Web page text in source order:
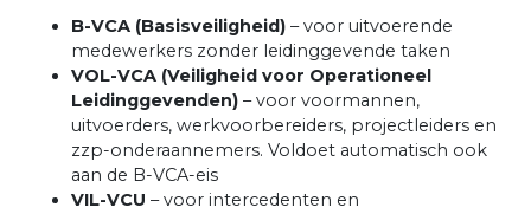
B-VCA (Basisveiligheid) – voor uitvoerende
medewerkers zonder leidinggevende taken
VOL-VCA (Veiligheid voor Operationeel
Leidinggevenden) – voor voormannen,
uitvoerders, werkvoorbereiders, projectleiders en
zzp-onderaannemers. Voldoet automatisch ook
aan de B-VCA-eis
VIL-VCU – voor intercedenten en